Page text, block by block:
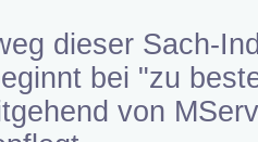
dieser Sach-
bei "zu
von